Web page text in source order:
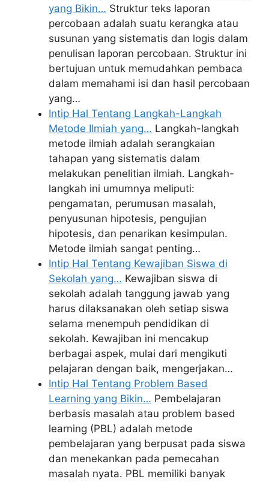
yang Bikin… Struktur teks laporan
percobaan adalah suatu kerangka atau
susunan yang sistematis dan logis dalam
penulisan laporan percobaan. Struktur ini
bertujuan untuk memudahkan pembaca
dalam memahami isi dan hasil percobaan
yang…
Intip Hal Tentang Langkah-Langkah
Metode Ilmiah yang… Langkah-langkah
metode ilmiah adalah serangkaian
tahapan yang sistematis dalam
melakukan penelitian ilmiah. Langkah-
langkah ini umumnya meliputi:
pengamatan, perumusan masalah,
penyusunan hipotesis, pengujian
hipotesis, dan penarikan kesimpulan.
Metode ilmiah sangat penting…
Intip Hal Tentang Kewajiban Siswa di
Sekolah yang… Kewajiban siswa di
sekolah adalah tanggung jawab yang
harus dilaksanakan oleh setiap siswa
selama menempuh pendidikan di
sekolah. Kewajiban ini mencakup
berbagai aspek, mulai dari mengikuti
pelajaran dengan baik, mengerjakan…
Intip Hal Tentang Problem Based
Learning yang Bikin… Pembelajaran
berbasis masalah atau problem based
learning (PBL) adalah metode
pembelajaran yang berpusat pada siswa
dan menekankan pada pemecahan
masalah nyata. PBL memiliki banyak